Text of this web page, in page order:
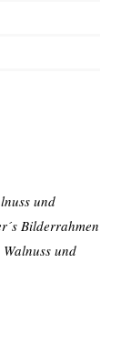
und
Bilderrahmen
und